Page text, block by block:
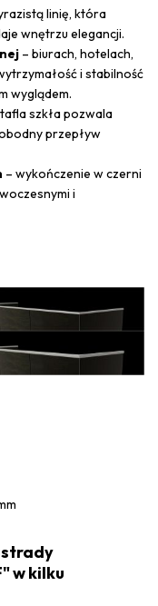
linię, która
wnętrzu elegancji.
– biurach, hotelach,
i stabilność
wyglądem.
szkła pozwala
przepływ
– wykończenie w czerni
i
w kilku